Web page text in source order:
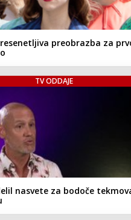
preobrazba za
TV ODDAJE
nasvete za bodoče